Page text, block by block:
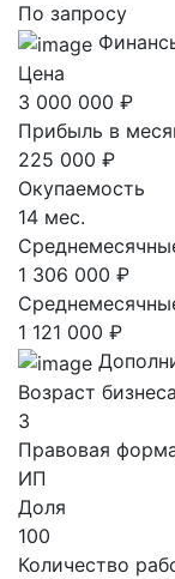
По запросу
Цена
3 000 000 ₽
Прибыль в
225 000 ₽
Окупаемость
14 мес.
1 306 000 ₽
1 121 000 ₽
Возраст бизнеса
3
Правовая
ИП
Доля
100
Количество